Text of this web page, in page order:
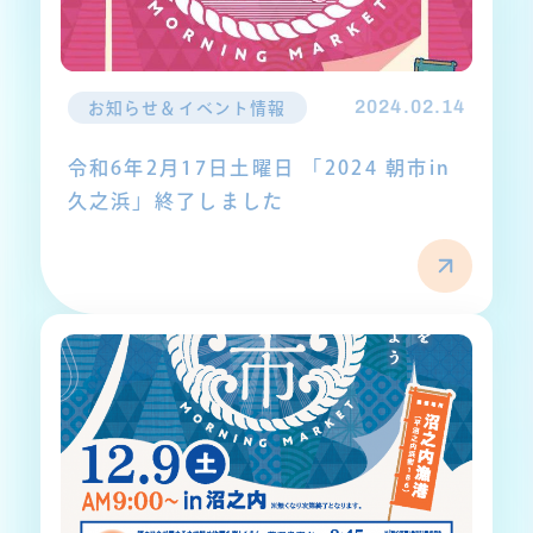
お知らせ＆イベント情報 2024.02.14
令和6年2月17日土曜日 「2024 朝市in
久之浜」終了しました